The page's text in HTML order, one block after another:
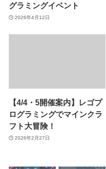
グラミングイベント
2026年4月12日
【4/4・5開催案内】レゴプ
ログラミングでマインクラ
フト大冒険！
2026年2月27日